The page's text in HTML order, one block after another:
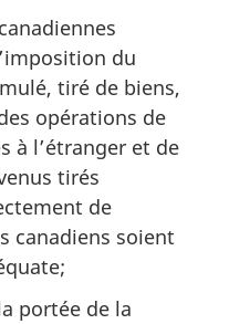
du
tiré de biens,
opérations de
à l’étranger et de
tirés
de
canadiens soient
portée de la